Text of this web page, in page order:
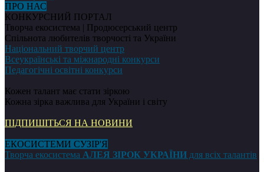
ПРО НАС
КОНКУРСНИЙ ПОРТАЛ
Творча екосистема | Продюсерський центр
Спільнота любителів творчості та України
Національний творчий центр
Всеукраїнські та міжнародні конкурси
Педагогічні освітні конкурси
Кожен талант має стати зіркою
Кожна зірка важлива для України і світу
ПІДПИШІТЬСЯ НА НОВИНИ
ЕКОСИСТЕМИ СУЗІР'Я
Творча екосистема АЛЕЯ ЗІРОК УКРАЇНИ для всіх талантів